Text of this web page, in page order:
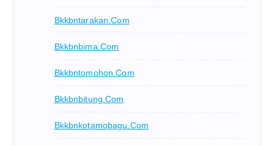
Bkkbntarakan.com
Bkkbnbima.com
Bkkbntomohon.com
Bkkbnbitung.com
Bkkbnkotamobagu.com